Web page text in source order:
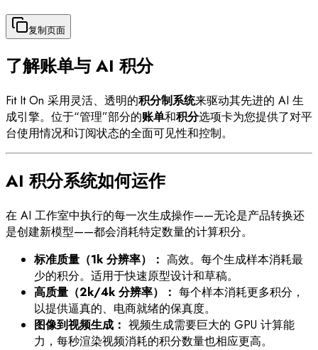
复制页面
了解账单与 AI 积分
Fit It On 采用灵活、透明的积分制系统来驱动其先进的 AI 生
成引擎。位于“管理”部分的账单和积分选项卡为您提供了对平
台使用情况和订阅状态的全面可见性和控制。
AI 积分系统如何运作
在 AI 工作室中执行的每一次生成操作——无论是产品转换还
是创建新模型——都会消耗特定数量的计算积分。
标准质量（1k 分辨率）： 高效。每个生成样本消耗最
少的积分。适用于快速原型设计和草稿。
高质量（2k/4k 分辨率）： 每个样本消耗更多积分，
以提供逼真的、电商就绪的保真度。
图像到视频生成： 视频生成需要巨大的 GPU 计算能
力，每秒渲染视频消耗的积分数量也相应更高。